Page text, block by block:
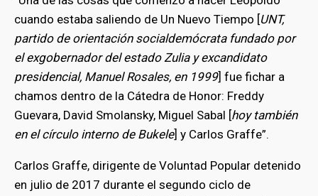
cuando estaba saliendo de Un Nuevo Tiempo [UNT,
partido de orientación socialdemócrata fundado por
el exgobernador del estado Zulia y excandidato
presidencial, Manuel Rosales, en 1999] fue fichar a
chamos dentro de la Cátedra de Honor: Freddy
Guevara, David Smolansky, Miguel Sabal [hoy también
en el círculo interno de Bukele] y Carlos Graffe”.
Carlos Graffe, dirigente de Voluntad Popular detenido
en julio de 2017 durante el segundo ciclo de